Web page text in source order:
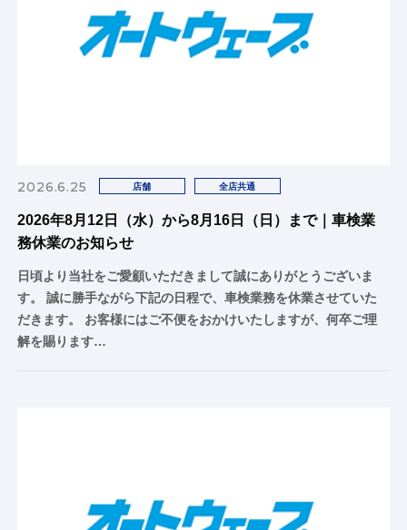
2026.6.25 店舗 全店共通
2026年8月12日（水）から8月16日（日）まで｜車検業
務休業のお知らせ
日頃より当社をご愛顧いただきまして誠にありがとうございま
す。 誠に勝手ながら下記の日程で、車検業務を休業させていた
だきます。 お客様にはご不便をおかけいたしますが、何卒ご理
解を賜ります…